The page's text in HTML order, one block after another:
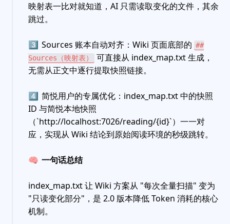
映射表一比对就知道，AI 只需读取变化的文件，其余
跳过。
3️⃣ Sources 账本自动对齐：Wiki 页面底部的 ##
Sources（映射表）
可直接从 index_map.txt 生成，
无需从正文中逐行提取快照链接。
4️⃣ 简悦用户的专属优化：index_map.txt 中的快照
ID 与简悦本地快照
（`http://localhost:7026/reading/{id}`）一一对
应，实现从 Wiki 结论到原始阅读环境的秒级跳转。
🧠 一句话总结
index_map.txt 让 Wiki 方案从 "每次全量扫描" 变为
"只读变化部分"，是 2.0 版本降低 Token 消耗的核心
机制。